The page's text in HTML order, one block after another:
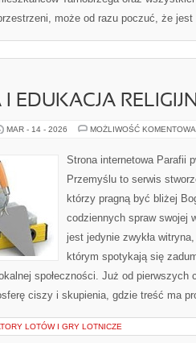
może od razu poczuć, że
I EDUKACJA
MAR - 14 - 2026 MOŻLIWOŚĆ
Strona internetowa Parafii
Przemyślu to serwis
którzy pragną być bliżej
codziennych spraw swojej
jest jedynie zwykła
którym spotykają się
społeczności. Już od pierwszych
ciszy i skupienia, gdzie treść ma
LOTÓW I GRY LOTNICZE